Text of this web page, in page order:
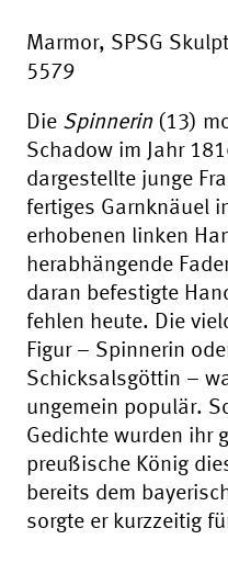
Marmor, SPSG
5579
Die Spinnerin(13)
Schadow im Jahr
dargestellte junge
fertiges Garnknäuel
erhobenen linken
herabhängende
daran befestigte
fehlen heute. Die
Figur – Spinnerin
Schicksalsgöttin –
ungemein populär.
Gedichte wurden ihr
preußische König
bereits dem
sorgte er kurzzeitig